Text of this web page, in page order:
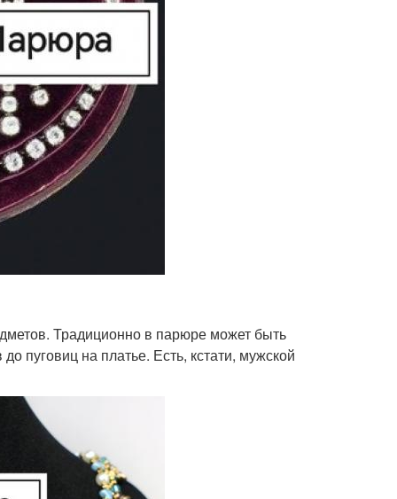
Традиционно в парюре может быть
пуговиц на платье. Есть, кстати, мужской